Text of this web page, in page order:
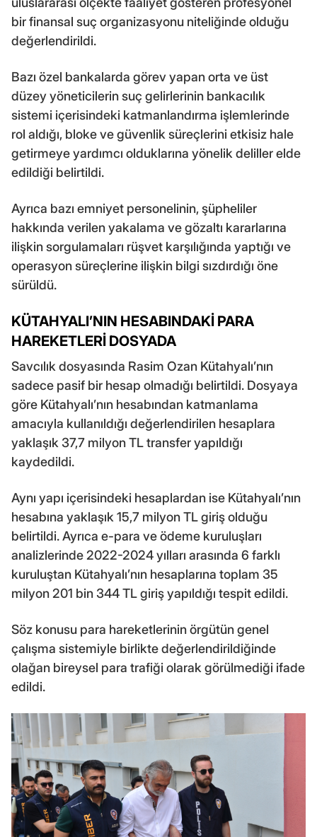
bir finansal suç organizasyonu niteliğinde olduğu
değerlendirildi.
Bazı özel bankalarda görev yapan orta ve üst
düzey yöneticilerin suç gelirlerinin bankacılık
sistemi içerisindeki katmanlandırma işlemlerinde
rol aldığı, bloke ve güvenlik süreçlerini etkisiz hale
getirmeye yardımcı olduklarına yönelik deliller elde
edildiği belirtildi.
Ayrıca bazı emniyet personelinin, şüpheliler
hakkında verilen yakalama ve gözaltı kararlarına
ilişkin sorgulamaları rüşvet karşılığında yaptığı ve
operasyon süreçlerine ilişkin bilgi sızdırdığı öne
sürüldü.
KÜTAHYALI’NIN HESABINDAKİ PARA
HAREKETLERİ DOSYADA
Savcılık dosyasında Rasim Ozan Kütahyalı’nın
sadece pasif bir hesap olmadığı belirtildi. Dosyaya
göre Kütahyalı’nın hesabından katmanlama
amacıyla kullanıldığı değerlendirilen hesaplara
yaklaşık 37,7 milyon TL transfer yapıldığı
kaydedildi.
Aynı yapı içerisindeki hesaplardan ise Kütahyalı’nın
hesabına yaklaşık 15,7 milyon TL giriş olduğu
belirtildi. Ayrıca e-para ve ödeme kuruluşları
analizlerinde 2022-2024 yılları arasında 6 farklı
kuruluştan Kütahyalı’nın hesaplarına toplam 35
milyon 201 bin 344 TL giriş yapıldığı tespit edildi.
Söz konusu para hareketlerinin örgütün genel
çalışma sistemiyle birlikte değerlendirildiğinde
olağan bireysel para trafiği olarak görülmediği ifade
edildi.